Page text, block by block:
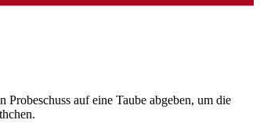
auf eine Taube abgeben, um die